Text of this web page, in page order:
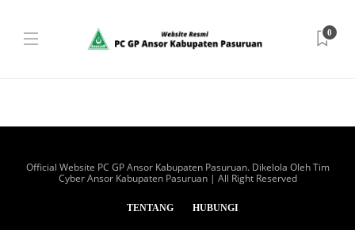
0
Official Website PC GP Ansor Kabupaten Pasuruan. Dikelola Oleh Tim
Cyber Ansor Kabupaten Pasuruan | All Right Reserved
TENTANG HUBUNGI